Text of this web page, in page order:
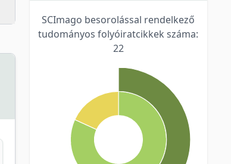
SCImago besorolással rendelkező
tudományos folyóiratcikkek száma:
22